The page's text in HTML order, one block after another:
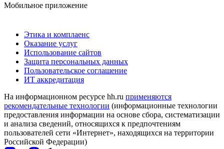
Мобильное приложение
Этика и комплаенс
Оказание услуг
Использование сайтов
Защита персональных данных
Пользовательское соглашение
ИТ аккредитация
На информационном ресурсе hh.ru применяются
рекомендательные технологии (информационные технологии
предоставления информации на основе сбора, систематизации
и анализа сведений, относящихся к предпочтениям
пользователей сети «Интернет», находящихся на территории
Российской Федерации)